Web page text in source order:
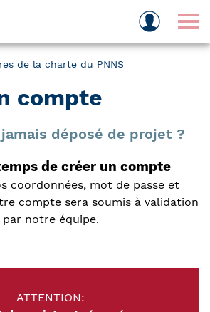
de la charte du PNNS
compte
jamais déposé de projet ?
de créer un compte
coordonnées, mot de passe et
compte sera soumis à validation
par notre équipe.
ATTENTION: